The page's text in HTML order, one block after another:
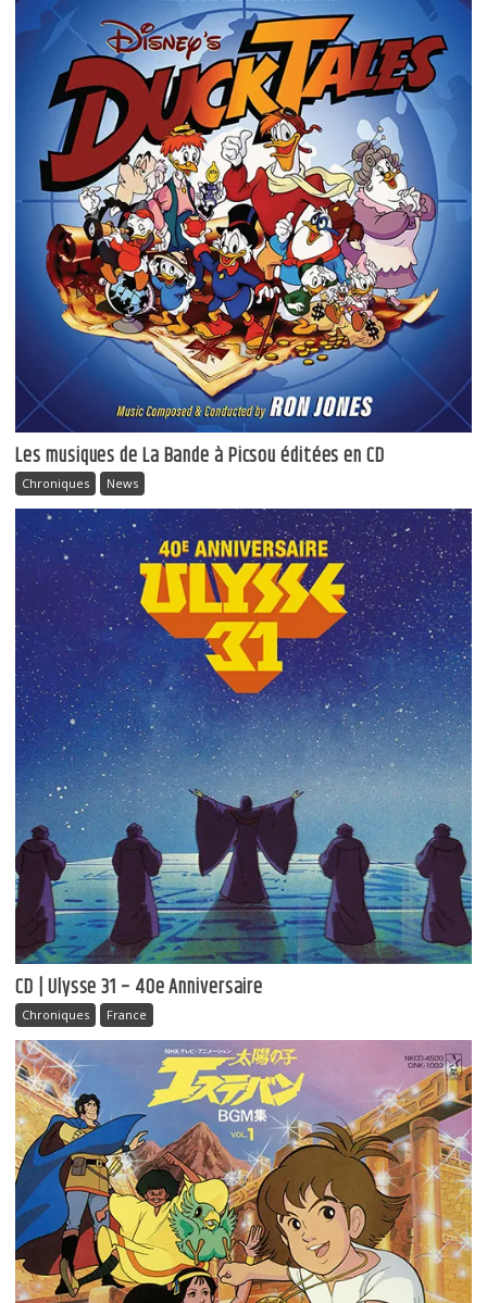
Les musiques de La Bande à Picsou éditées en CD
Chroniques News
CD | Ulysse 31 – 40e Anniversaire
Chroniques France